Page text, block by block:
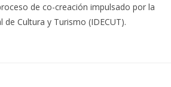
de co-creación impulsado por la
Cultura y Turismo (IDECUT).